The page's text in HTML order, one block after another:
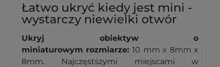
Łatwo ukryć kiedy jest mini -
wystarczy niewielki otwór
Ukryj obiektyw o
miniaturowym rozmiarze:10 mm x 8mm x
8mm. Najczęstszymi miejscami w